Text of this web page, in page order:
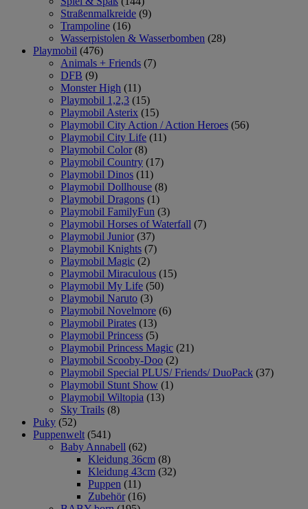
Straßenmalkreide (9)
Trampoline (16)
Wasserpistolen & Wasserbomben (28)
Playmobil (476)
Animals + Friends (7)
DFB (9)
Monster High (11)
Playmobil 1,2,3 (15)
Playmobil Asterix (15)
Playmobil City Action / Action Heroes (56)
Playmobil City Life (11)
Playmobil Color (8)
Playmobil Country (17)
Playmobil Dinos (11)
Playmobil Dollhouse (8)
Playmobil Dragons (1)
Playmobil FamilyFun (3)
Playmobil Horses of Waterfall (7)
Playmobil Junior (37)
Playmobil Knights (7)
Playmobil Magic (2)
Playmobil Miraculous (15)
Playmobil My Life (50)
Playmobil Naruto (3)
Playmobil Novelmore (6)
Playmobil Pirates (13)
Playmobil Princess (5)
Playmobil Princess Magic (21)
Playmobil Scooby-Doo (2)
Playmobil Special PLUS/ Friends/ DuoPack (37)
Playmobil Stunt Show (1)
Playmobil Wiltopia (13)
Sky Trails (8)
Puky (52)
Puppenwelt (541)
Baby Annabell (62)
Kleidung 36cm (8)
Kleidung 43cm (32)
Puppen (11)
Zubehör (16)